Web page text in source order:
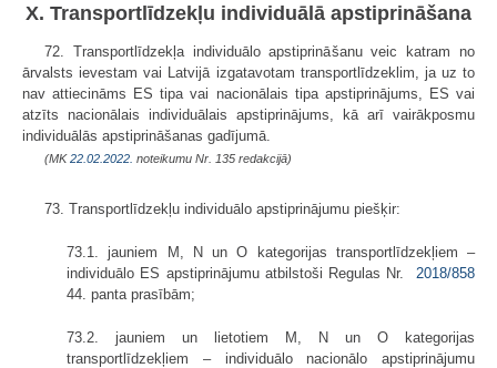
X. Transportlīdzekļu individuālā apstiprināšana
72. Transportlīdzekļa individuālo apstiprināšanu veic katram no
ārvalsts ievestam vai Latvijā izgatavotam transportlīdzeklim, ja uz to
nav attiecināms ES tipa vai nacionālais tipa apstiprinājums, ES vai
atzīts nacionālais individuālais apstiprinājums, kā arī vairākposmu
individuālās apstiprināšanas gadījumā.
(MK22.02.2022. noteikumu Nr. 135 redakcijā)
73. Transportlīdzekļu individuālo apstiprinājumu piešķir:
73.1. jauniem M, N un O kategorijas transportlīdzekļiem –
individuālo ES apstiprinājumu atbilstoši Regulas Nr. 2018/858
44. panta prasībām;
73.2. jauniem un lietotiem M, N un O kategorijas
transportlīdzekļiem – individuālo nacionālo apstiprinājumu